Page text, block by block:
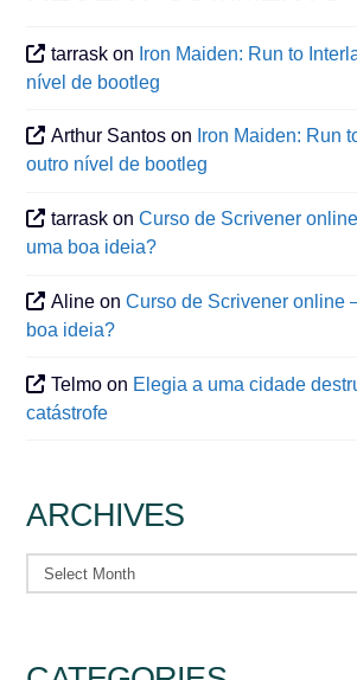
tarrask on Iron Maiden: Run to
nível de bootleg
Arthur Santos on Iron Maiden: Run
outro nível de bootleg
tarrask onCurso de Scrivener
uma boa ideia?
Aline onCurso de Scrivener online
boa ideia?
Telmo on Elegia a uma cidade
catástrofe
ARCHIVES
Archives